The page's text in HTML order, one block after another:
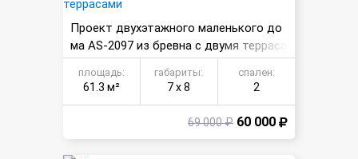
Проект двухэтажного маленького до
ма AS-2097 из бревна с двумя терраса
площадь:
61.3 м²
габариты:
7 х 8
спален:
2
69 000 ₽ 60 000